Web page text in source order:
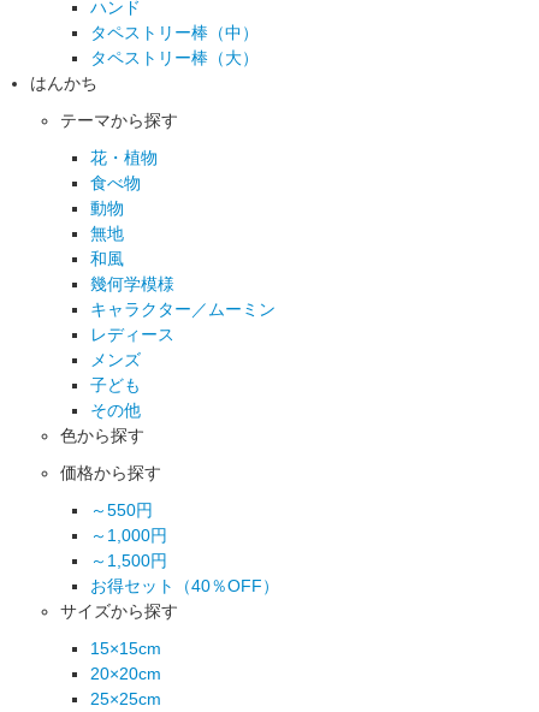
ハンド
タペストリー棒（中）
タペストリー棒（大）
はんかち
テーマから探す
花・植物
食べ物
動物
無地
和風
幾何学模様
キャラクター／ムーミン
レディース
メンズ
子ども
その他
色から探す
価格から探す
～550円
～1,000円
～1,500円
お得セット（40％OFF）
サイズから探す
15×15cm
20×20cm
25×25cm